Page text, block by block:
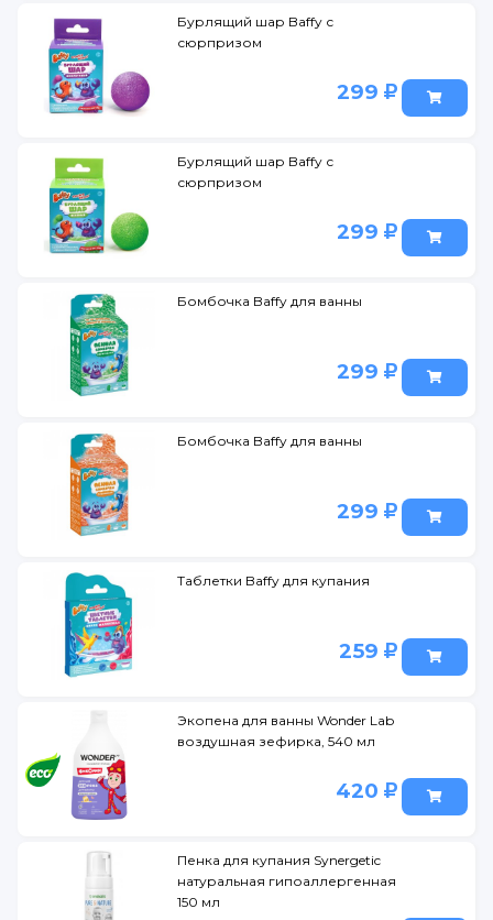
Бурлящий шар Baffy с
сюрпризом
299
Бурлящий шар Baffy с
сюрпризом
299
Бомбочка Baffy для ванны
299
Бомбочка Baffy для ванны
299
Таблетки Baffy для купания
259
Экопена для ванны Wonder Lab
воздушная зефирка, 540 мл
420
Пенка для купания Synergetic
натуральная гипоаллергенная
150 мл